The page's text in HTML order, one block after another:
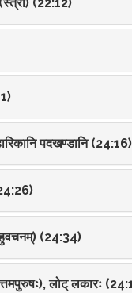
पदखण्डानि (24:16)
(24:34)
लोट् लकारः